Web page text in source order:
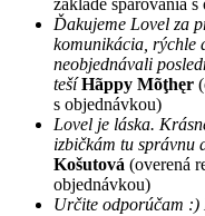
základe spárovania
Ďakujeme Lovel za
komunikácia, rýchle
neobjednávali
tešíHãppy Mõţhęr
s objednávkou)
Lovel je láska.
izbičkám tu správnu
Košutová (overená
objednávkou)
Určite odporúčam :)